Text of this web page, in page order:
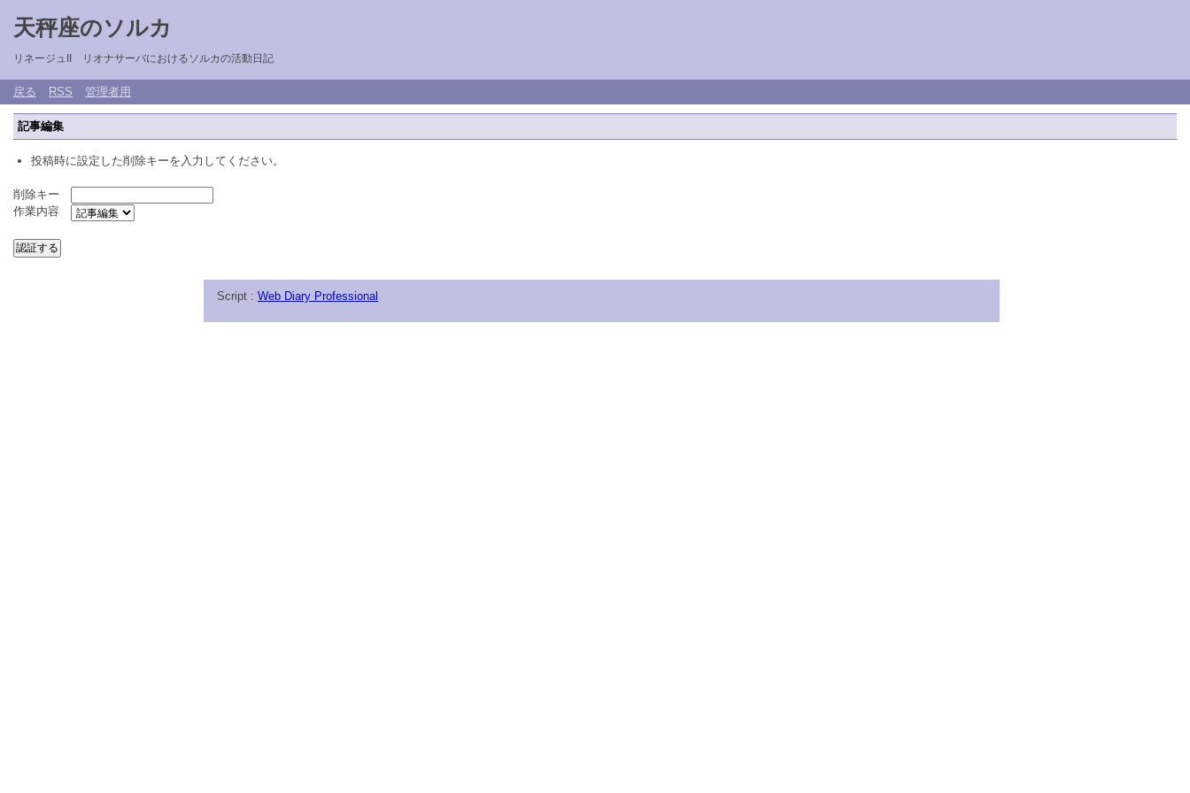
天秤座のソルカ
リネージュII リオナサーバにおけるソルカの活動日記
戻る RSS 管理者用
記事編集
投稿時に設定した削除キーを入力してください。
削除キー
作業内容
Script : Web Diary Professional